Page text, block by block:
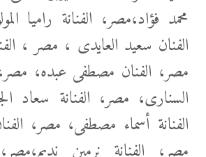
محمد فؤاد،مصر، الفنانة راميا
الفنان سعيد العايدى ، مصر ،
مصر، الفنان مصطفى عبده، مصر،
السنارى، مصر، الفنانة سعاد
الفنانة أسماء مصطفى، مصر،